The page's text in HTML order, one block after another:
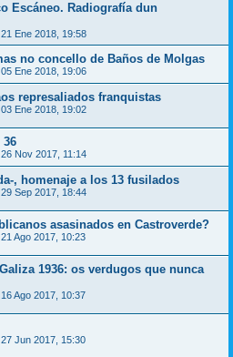
Escáneo. Radiografía dun
21 Ene 2018, 19:58
no concello de Baños de Molgas
05 Ene 2018, 19:06
represaliados franquistas
03 Ene 2018, 19:02
36
26 Nov 2017, 11:14
, homenaje a los 13 fusilados
29 Sep 2017, 18:44
asasinados en Castroverde?
21 Ago 2017, 10:23
1936: os verdugos que nunca
16 Ago 2017, 10:37
27 Jun 2017, 15:30